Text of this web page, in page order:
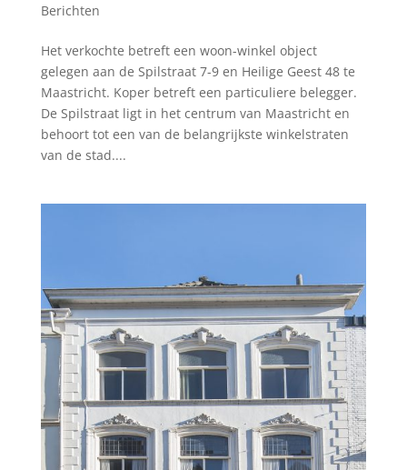
Berichten
Het verkochte betreft een woon-winkel object
gelegen aan de Spilstraat 7-9 en Heilige Geest 48 te
Maastricht. Koper betreft een particuliere belegger.
De Spilstraat ligt in het centrum van Maastricht en
behoort tot een van de belangrijkste winkelstraten
van de stad....